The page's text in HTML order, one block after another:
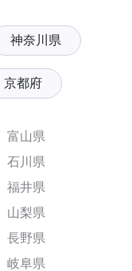
神奈川県
京都府
富山県
石川県
福井県
山梨県
長野県
岐阜県